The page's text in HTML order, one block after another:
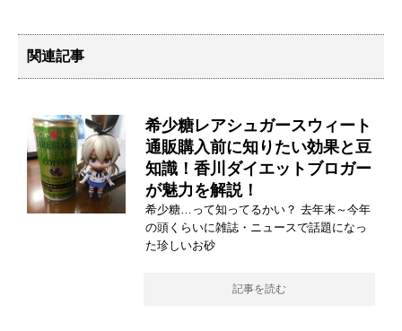
関連記事
希少糖レアシュガースウィート
通販購入前に知りたい効果と豆
知識！香川ダイエットブロガー
が魅力を解説！
希少糖…って知ってるかい？ 去年末～今年
の頭くらいに雑誌・ニュースで話題になっ
た珍しいお砂
記事を読む